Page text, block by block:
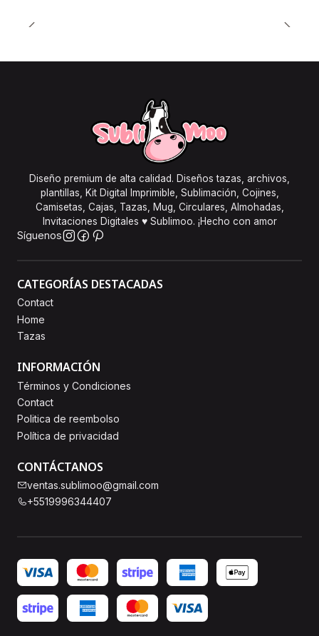
Diseño premium de alta calidad. Diseños tazas, archivos,
plantillas, Kit Digital Imprimible, Sublimación, Cojines,
Camisetas, Cajas, Tazas, Mug, Circulares, Almohadas,
Invitaciones Digitales ♥ Sublimoo. ¡Hecho con amor
Síguenos
CATEGORÍAS DESTACADAS
Contact
Home
Tazas
INFORMACIÓN
Términos y Condiciones
Contact
Politica de reembolso
Política de privacidad
CONTÁCTANOS
ventas.sublimoo@gmail.com
+5519996344407